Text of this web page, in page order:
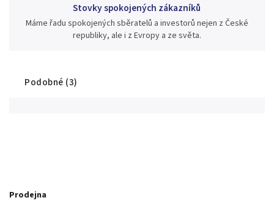
Stovky spokojených zákazníků
Máme řadu spokojených sběratelů a investorů nejen z České
republiky, ale i z Evropy a ze světa.
Podobné (3)
Prodejna